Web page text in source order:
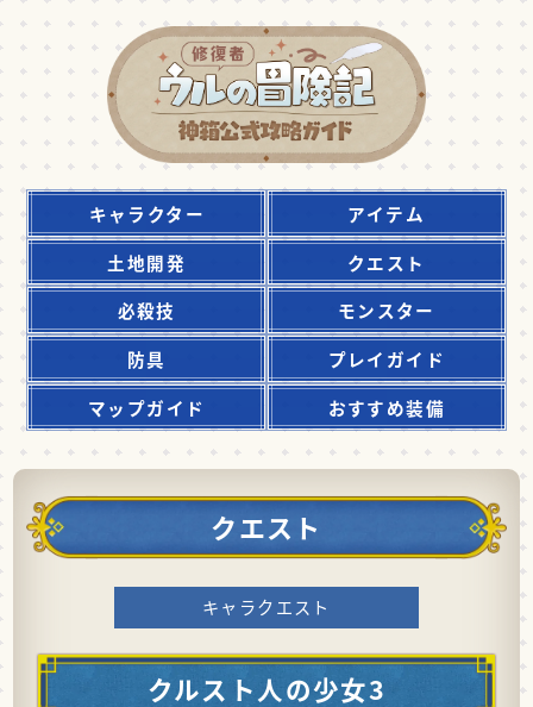
キャラクター
アイテム
土地開発
クエスト
必殺技
モンスター
防具
プレイガイド
マップガイド
おすすめ装備
クエスト
キャラクエスト
クルスト人の少女3